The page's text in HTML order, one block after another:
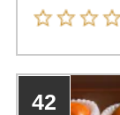
すめのお品
42